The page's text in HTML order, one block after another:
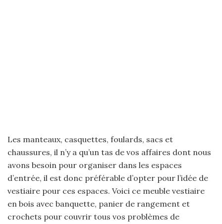
Les manteaux, casquettes, foulards, sacs et
chaussures, il n’y a qu’un tas de vos affaires dont nous
avons besoin pour organiser dans les espaces
d’entrée, il est donc préférable d’opter pour l’idée de
vestiaire pour ces espaces. Voici ce meuble vestiaire
en bois avec banquette, panier de rangement et
crochets pour couvrir tous vos problèmes de